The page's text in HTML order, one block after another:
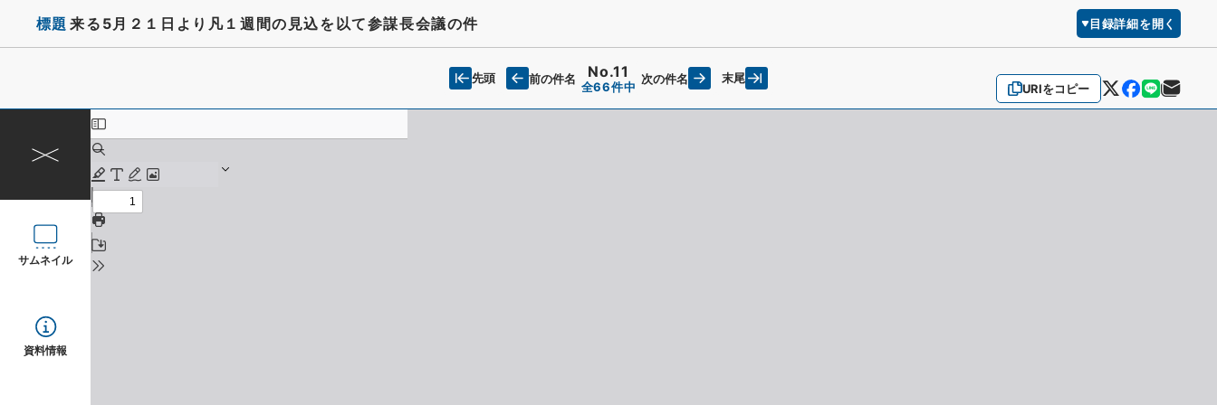
標題 来る5月２１日より凡１週間の見込を以て参謀長会議の件 目録詳細を開く
URIをコピー
先頭 前の件名 No.11
全66件中
次の件名 末尾
サムネイル
資料情報